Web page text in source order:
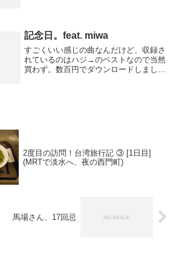
は素晴らしい！...
記念日。feat. miwa
すごくいい感じの曲なんだけど、収録さ
れているのはハジ→のベストなので当然
買わず。数百円でダウンロードしまし
2度目の訪問！台湾旅行記 ③ [1日目]
(MRTで淡水へ、夜の西門町)
馬場さん、17回忌